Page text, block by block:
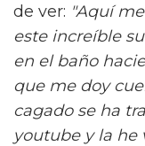
de ver: "Aquí
este increíble
en el baño
que me doy
cagado se ha
youtube y la he